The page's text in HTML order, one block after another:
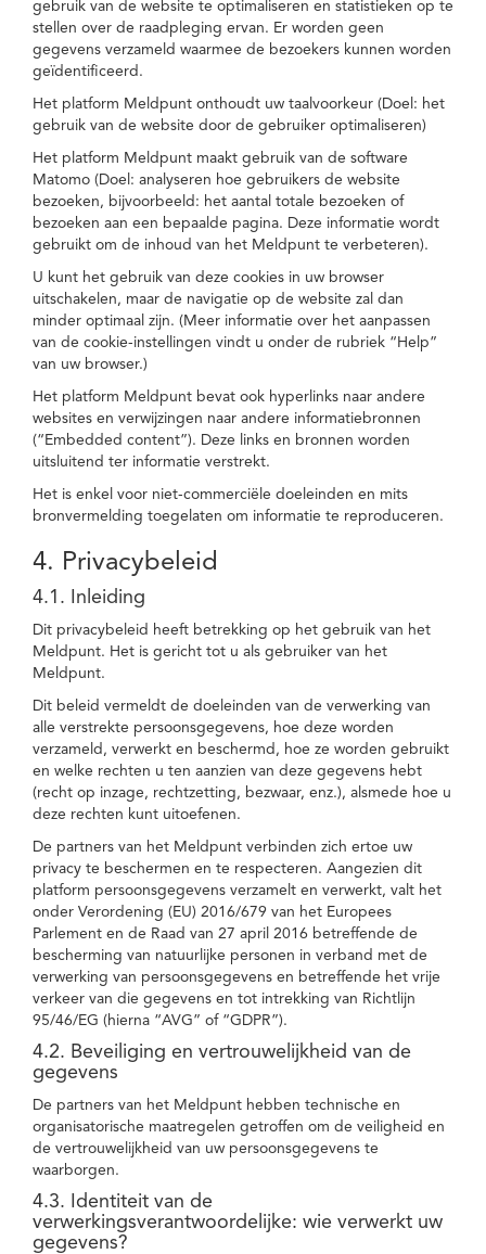
gebruik van de website te optimaliseren en statistieken op te
stellen over de raadpleging ervan. Er worden geen
gegevens verzameld waarmee de bezoekers kunnen worden
geïdentificeerd.
Het platform Meldpunt onthoudt uw taalvoorkeur (Doel: het
gebruik van de website door de gebruiker optimaliseren)
Het platform Meldpunt maakt gebruik van de software
Matomo (Doel: analyseren hoe gebruikers de website
bezoeken, bijvoorbeeld: het aantal totale bezoeken of
bezoeken aan een bepaalde pagina. Deze informatie wordt
gebruikt om de inhoud van het Meldpunt te verbeteren).
U kunt het gebruik van deze cookies in uw browser
uitschakelen, maar de navigatie op de website zal dan
minder optimaal zijn. (Meer informatie over het aanpassen
van de cookie-instellingen vindt u onder de rubriek “Help”
van uw browser.)
Het platform Meldpunt bevat ook hyperlinks naar andere
websites en verwijzingen naar andere informatiebronnen
(“Embedded content”). Deze links en bronnen worden
uitsluitend ter informatie verstrekt.
Het is enkel voor niet-commerciële doeleinden en mits
bronvermelding toegelaten om informatie te reproduceren.
4. Privacybeleid
4.1. Inleiding
Dit privacybeleid heeft betrekking op het gebruik van het
Meldpunt. Het is gericht tot u als gebruiker van het
Meldpunt.
Dit beleid vermeldt de doeleinden van de verwerking van
alle verstrekte persoonsgegevens, hoe deze worden
verzameld, verwerkt en beschermd, hoe ze worden gebruikt
en welke rechten u ten aanzien van deze gegevens hebt
(recht op inzage, rechtzetting, bezwaar, enz.), alsmede hoe u
deze rechten kunt uitoefenen.
De partners van het Meldpunt verbinden zich ertoe uw
privacy te beschermen en te respecteren. Aangezien dit
platform persoonsgegevens verzamelt en verwerkt, valt het
onder Verordening (EU) 2016/679 van het Europees
Parlement en de Raad van 27 april 2016 betreffende de
bescherming van natuurlijke personen in verband met de
verwerking van persoonsgegevens en betreffende het vrije
verkeer van die gegevens en tot intrekking van Richtlijn
95/46/EG (hierna “AVG” of “GDPR”).
4.2. Beveiliging en vertrouwelijkheid van de
gegevens
De partners van het Meldpunt hebben technische en
organisatorische maatregelen getroffen om de veiligheid en
de vertrouwelijkheid van uw persoonsgegevens te
waarborgen.
4.3. Identiteit van de
verwerkingsverantwoordelijke: wie verwerkt uw
gegevens?